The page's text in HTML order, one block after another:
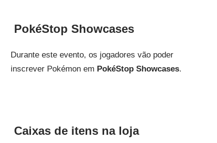
PokéStop Showcases
Durante este evento, os jogadores vão poder
inscrever Pokémon em PokéStop Showcases.
Caixas de itens na loja